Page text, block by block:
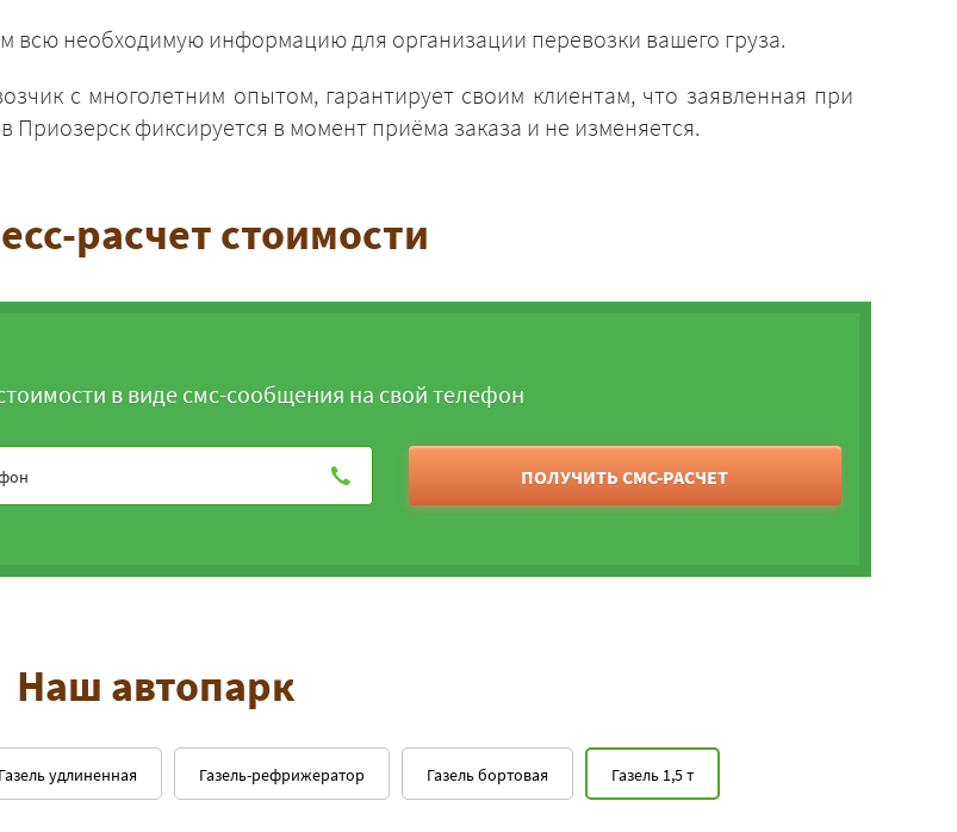
всю необходимую информацию для организации перевозки вашего груза.
с многолетним опытом, гарантирует своим клиентам, что заявленная при
Приозерск фиксируется в момент приёма заказа и не изменяется.
расчет стоимости
в виде смс-сообщения на свой телефон
ПОЛУЧИТЬ СМС-РАСЧЕТ
Наш автопарк
Газель 1,5 т
Газель удлиненная Газель бортовая
Газель-рефрижератор